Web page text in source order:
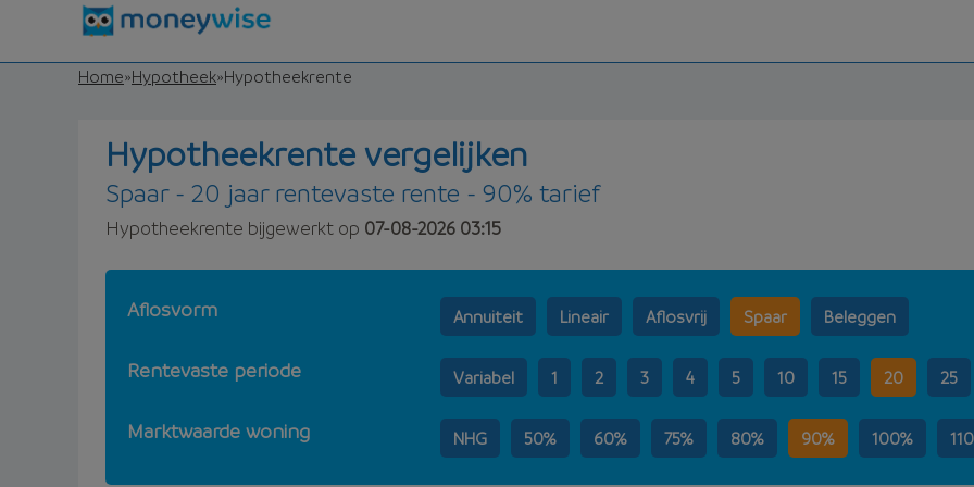
Home»Hypotheek»Hypotheekrente
Hypotheekrente vergelijken
Spaar - 20 jaar rentevaste rente - 90% tarief
Hypotheekrente bijgewerkt op 07-08-2026 03:15
Aflosvorm Annuiteit Lineair Aflosvrij Spaar Beleggen
Rentevaste periode Variabel 1 2 3 4 5 10 15 20 25
Marktwaarde woning NHG 50% 60% 75% 80% 90% 100%